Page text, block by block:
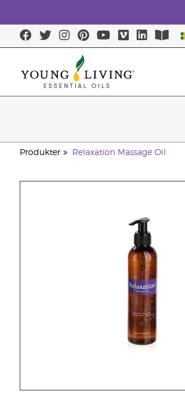
Produkter Relaxation Massage Oil